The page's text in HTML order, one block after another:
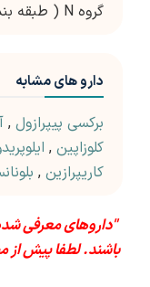
گروه N ( طبقه بندی نشده )
دارو های مشابه
برکسی پیپرازول ,
کلوزاپین ,
کاریپرازین ,
"داروهای معرفی
باشند. لطفا پیش